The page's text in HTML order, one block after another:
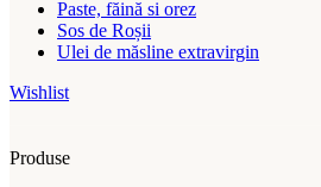
Paste, făină si orez
Sos de Roșii
Ulei de măsline extravirgin
Wishlist
Produse